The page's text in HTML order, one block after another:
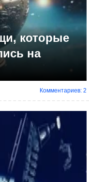
которые
на
Комментариев: 2